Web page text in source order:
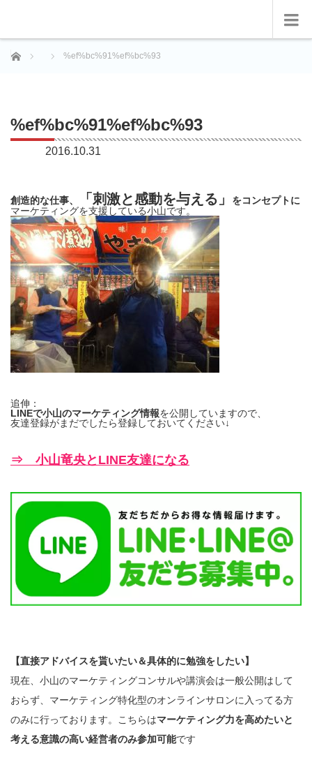
ホーム %ef%bc%91%ef%bc%93
%ef%bc%91%ef%bc%93
2016.10.31
創造的な仕事、 「刺激と感動を与える」
をコンセプトに
マーケティングを支援している小山です。
追伸：
LINEで小山のマーケティング情報を公開していますので、
友達登録がまだでしたら登録しておいてください↓
⇒ 小山竜央とLINE友達になる
【直接アドバイスを貰いたい＆具体的に勉強をしたい】
現在、小山のマーケティングコンサルや講演会は一般公開はして
おらず、マーケティング特化型のオンラインサロンに入ってる方
のみに行っております。こちらはマーケティング力を高めたいと
考える意識の高い経営者のみ参加可能です